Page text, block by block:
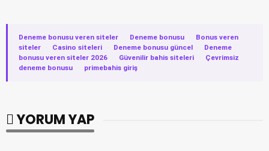
Deneme bonusu veren siteler · Deneme bonusu ·
Bonus veren
siteler
· Casino siteleri · Deneme bonusu güncel ·
Deneme
bonusu veren siteler 2026
· Güvenilir bahis siteleri ·
Çevrimsiz
deneme bonusu
· primebahis giriş
YORUM YAP